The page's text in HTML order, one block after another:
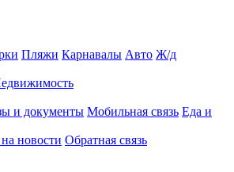
Пляжи Карнавалы Авто Ж/д
и документы Мобильная связь Еда и
новости Обратная связь